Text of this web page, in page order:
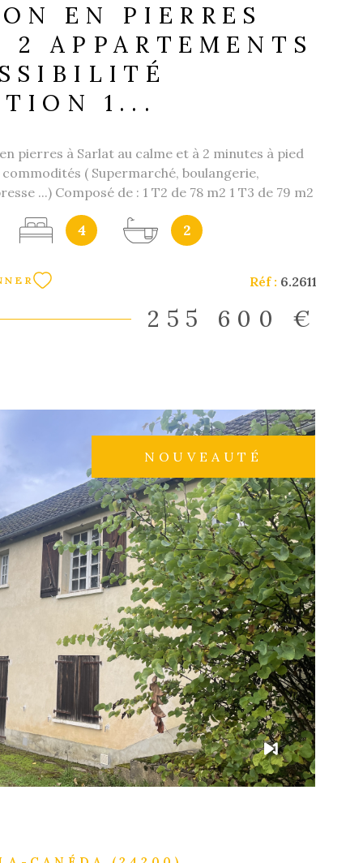
EN PIERRES
2 APPARTEMENTS
1...
pierres à Sarlat au calme et à 2 minutes à pied
( Supermarché, boulangerie,
...) Composé de : 1 T2 de 78 m2 1 T3 de 79 m2
création d'un appartement supplémentaire à
création de deux autres appartements en
canalisations et grande hauteur de
belle rentabilité en perspective. Locataires déjà
Nous pouvons vous accompagner en cas de
ou de travaux. Investisseurs nous pouvons
trouver rapidement vos locataires et assurer la
4 2
Réf : 6.2611
255 600 €
NOUVEAUTÉ
LE BIEN